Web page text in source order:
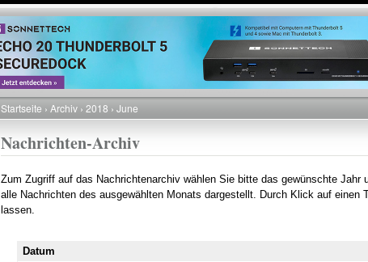
Direkt
zum
Inhalt
Pfadnavigation
Startseite Archiv 2018 June
Nachrichten-Archiv
Zum Zugriff auf das Nachrichtenarchiv wählen Sie bitte das gewünschte Jahr
alle Nachrichten des ausgewählten Monats dargestellt. Durch Klick auf einen
lassen.
Datum